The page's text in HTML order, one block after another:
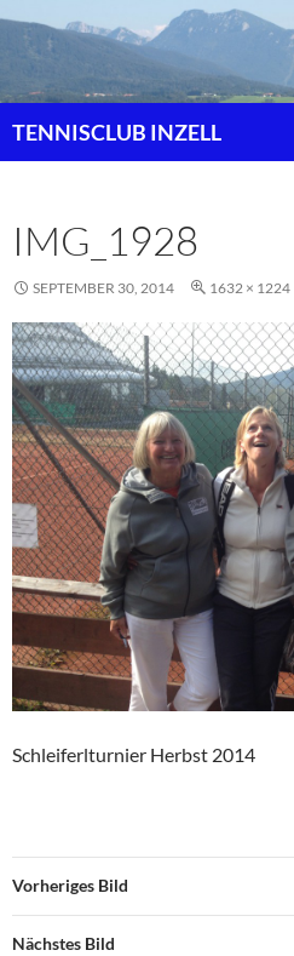
Zum
Inhalt
TENNISCLUB INZELL
IMG_1928
SEPTEMBER 30, 2014 1632 × 1224
Schleiferlturnier Herbst 2014
Vorheriges Bild
Nächstes Bild